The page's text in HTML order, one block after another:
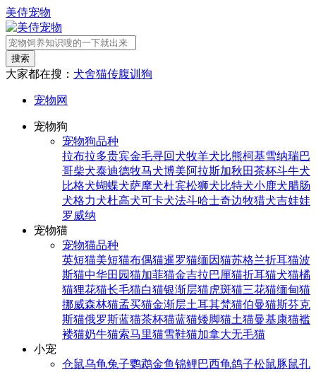
美侍宠物
搜索
大家都在搜： 犬舍猫传腹训狗
宠物网
宠物狗
宠物狗品种
拉布拉多贵宾金毛寻回犬牧羊犬比熊柯基雪纳瑞巴
哥柴犬泰迪德牧马犬博美阿拉斯加秋田茶杯斗牛犬
比格犬蝴蝶犬萨摩犬杜宾松狮犬比特犬小鹿犬腊肠
犬格力犬杜高犬可卡犬法斗哈士奇边牧猎犬吉娃娃
罗威纳
宠物猫
宠物猫品种
英短猫美短猫布偶猫暹罗猫缅因猫苏格兰折耳猫波
斯猫中华田园猫加菲猫金吉拉巴厘猫折耳猫犬猫橘
猫狸花猫长毛猫白猫银渐层猫虎斑猫三花猫缅甸猫
挪威森林猫孟买猫金渐层土耳其梵猫伯曼猫斯芬克
斯猫俄罗斯蓝猫茶杯猫蓝猫矮脚猫土猫曼基康猫褴
褛猫奶牛猫索马里猫雪鞋猫加拿大无毛猫
小宠
仓鼠乌龟兔子鹦鹉金鱼锦鲤巴西龟鸽子松鼠豚鼠孔